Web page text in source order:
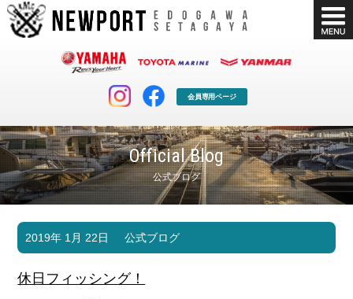
会員専用ページ
Official Blog
公式ブログ
マリンクラブ
マリンライフを堪能したい！
ボート販売
ボート免許
長年の実績と信頼！
2019年 1月 22日 公式ブログ
休日フィッシング！